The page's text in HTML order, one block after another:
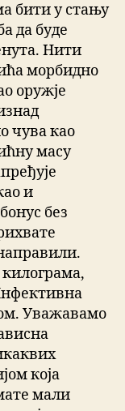
бити у стању
да буде
Нити
морбидно
оружје
чува као
масу
и
без
Уважавамо
која
мали